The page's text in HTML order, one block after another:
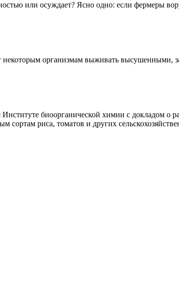
или осуждает? Ясно одно: если фермеры
некоторым организмам выживать высушенными,
биоорганической химии с докладом о
риса, томатов и других